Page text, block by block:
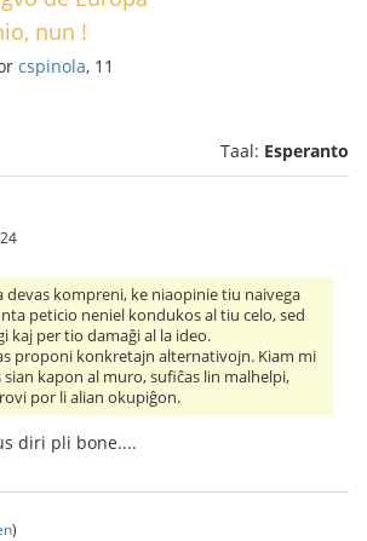
nun !
cspinola, 11
Taal: Esperanto
devas kompreni, ke niaopinie tiu naivega
peticio neniel kondukos al tiu celo, sed
kaj per tio damaĝi al la ideo.
proponi konkretajn alternativojn. Kiam mi
sian kapon al muro, sufiĉas lin malhelpi,
por li alian okupiĝon.
diri pli bone....
)